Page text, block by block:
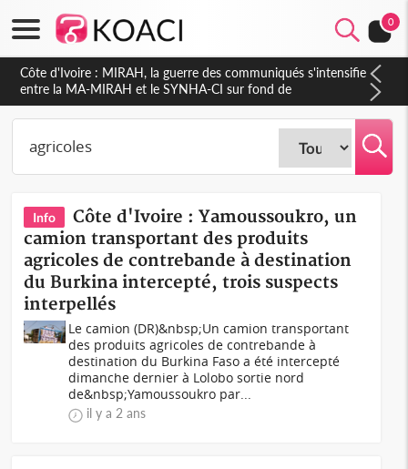
0
Côte d'Ivoire : Indépendance 2026, Thiam plaide pour un
environnement démocratique plus apaisé
Info
Côte d'Ivoire : Yamoussoukro, un
camion transportant des produits
agricoles de contrebande à destination
du Burkina intercepté, trois suspects
interpellés
Le camion (DR)&nbsp;Un camion transportant
des produits agricoles de contrebande à
destination du Burkina Faso a été intercepté
dimanche dernier à Lolobo sortie nord
de&nbsp;Yamoussoukro par...
il y a 2 ans